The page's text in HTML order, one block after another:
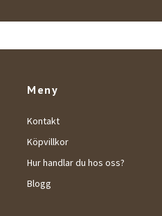
Meny
Kontakt
Köpvillkor
Hur handlar du hos oss?
Blogg